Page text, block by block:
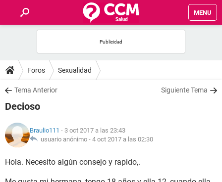
MENU
FOROS
SALUD
NUTRICIÓN
BIENESTAR
Foros Sexualidad
Tema Anterior Siguiente Tema
Decioso
Braulio111 - 3 oct 2017 a las 23:43
usuario anónimo - 4 oct 2017 a las 02:30
Hola. Necesito algún consejo y rapido,.